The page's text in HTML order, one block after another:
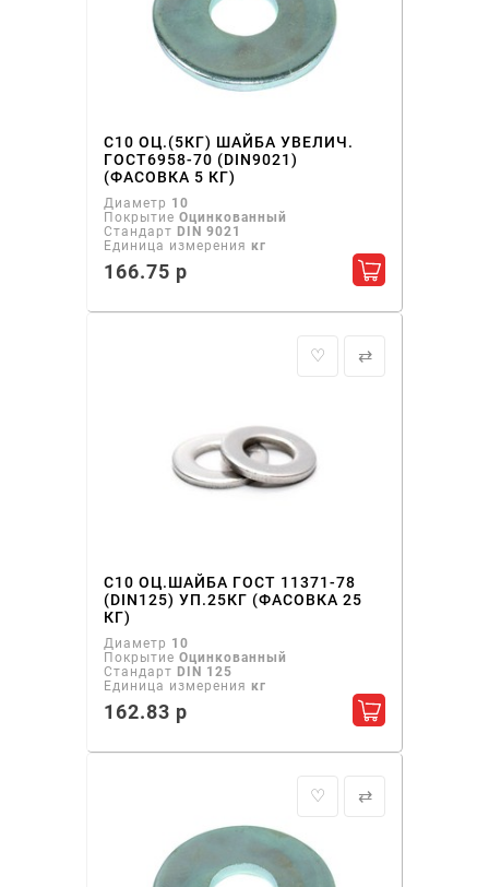
С10 ОЦ.(5КГ) ШАЙБА УВЕЛИЧ.
ГОСТ6958-70 (DIN9021)
(ФАСОВКА 5 КГ)
Диаметр 10
Покрытие Оцинкованный
Стандарт DIN 9021
Единица измерения кг
166.75 р Добавить в
♡ ⇄
С10 ОЦ.ШАЙБА ГОСТ 11371-78
(DIN125) УП.25КГ (ФАСОВКА 25
КГ)
Диаметр 10
Покрытие Оцинкованный
Стандарт DIN 125
Единица измерения кг
162.83 р Добавить в
♡ ⇄